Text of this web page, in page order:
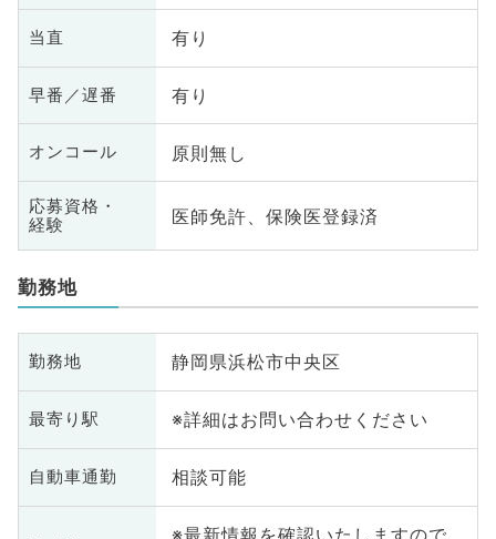
当直 有り
早番／遅番 有り
オンコール 原則無し
応募資格・
経験
医師免許、保険医登録済
勤務地
勤務地 静岡県浜松市中央区
最寄り駅 ※詳細はお問い合わせください
自動車通勤 相談可能